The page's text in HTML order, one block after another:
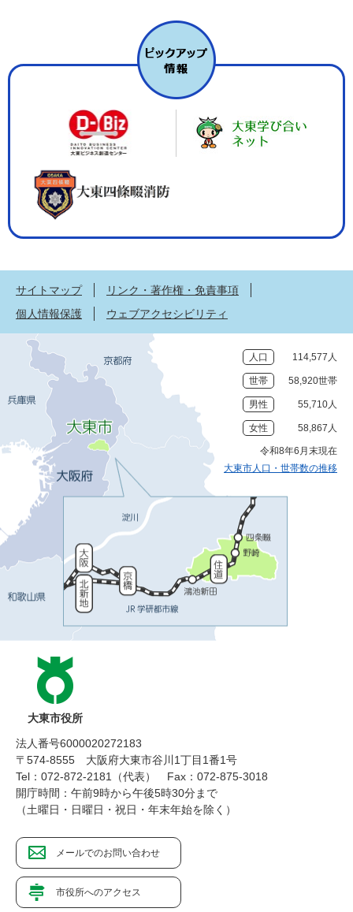
サイトマップ
リンク・著作権・免責事項
個人情報保護
ウェブアクセシビリティ
人口 114,577人
世帯 58,920世帯
男性 55,710人
女性 58,867人
令和8年6月末現在
大東市人口・世帯数の推移
大東市役所
法人番号6000020272183
〒574-8555 大阪府大東市谷川1丁目1番1号
Tel：072-872-2181（代表）
Fax：072-875-3018
開庁時間：午前9時から午後5時30分まで
（土曜日・日曜日・祝日・年末年始を除く）
メールでのお問い合わせ
市役所へのアクセス